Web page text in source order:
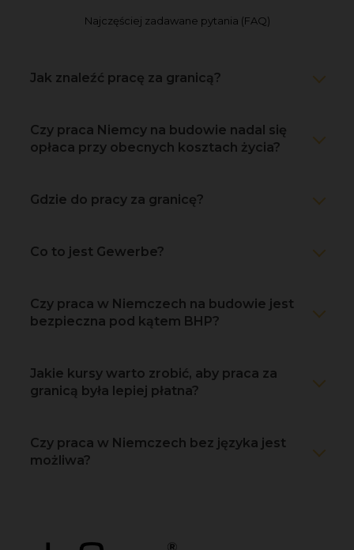
Najczęściej zadawane pytania (FAQ)
Jak znaleźć pracę za granicą?
Czy praca Niemcy na budowie nadal się
opłaca przy obecnych kosztach życia?
Gdzie do pracy za granicę?
Co to jest Gewerbe?
Czy praca w Niemczech na budowie jest
bezpieczna pod kątem BHP?
Jakie kursy warto zrobić, aby praca za
granicą była lepiej płatna?
Czy praca w Niemczech bez języka jest
możliwa?